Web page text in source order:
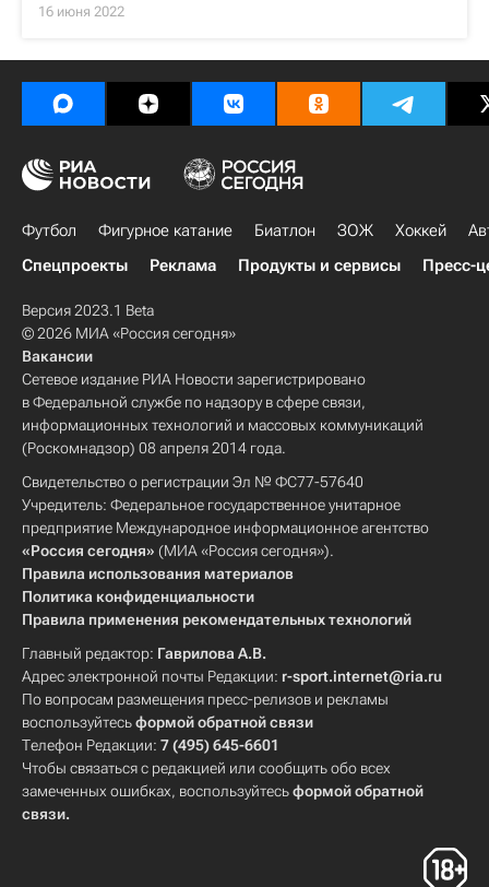
16 июня 2022
Футбол Фигурное катание Биатлон ЗОЖ Хоккей
Спецпроекты
Реклама Продукты и сервисы Пресс-
Версия 2023.1 Beta
© 2026 МИА «Россия сегодня»
Вакансии
Сетевое издание РИА Новости зарегистрировано
в Федеральной службе по надзору в сфере связи,
информационных технологий и массовых коммуникаций
(Роскомнадзор) 08 апреля 2014 года.
Свидетельство о регистрации Эл № ФС77-57640
Учредитель: Федеральное государственное унитарное
предприятие Международное информационное агентство
«Россия сегодня» (МИА «Россия сегодня»).
Правила использования материалов
Политика конфиденциальности
Правила применения рекомендательных технологий
Главный редактор: Гаврилова А.В.
Адрес электронной почты Редакции: r-sport.internet@ria.ru
По вопросам размещения пресс-релизов и рекламы
воспользуйтесьформой обратной связи
Телефон Редакции: 7 (495) 645-6601
Чтобы связаться с редакцией или сообщить обо всех
замеченных ошибках, воспользуйтесьформой обратной
связи.